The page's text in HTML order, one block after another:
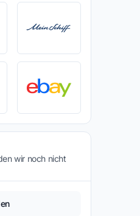
wir noch nicht